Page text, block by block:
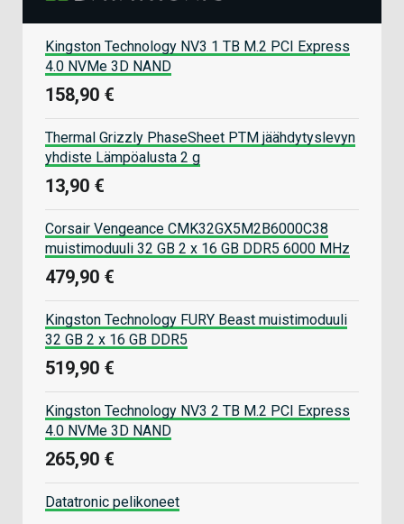
Kingston Technology NV3 1 TB M.2 PCI Express
4.0 NVMe 3D NAND
158,90 €
Thermal Grizzly PhaseSheet PTM jäähdytyslevyn
yhdiste Lämpöalusta 2 g
13,90 €
Corsair Vengeance CMK32GX5M2B6000C38
muistimoduuli 32 GB 2 x 16 GB DDR5 6000 MHz
479,90 €
Kingston Technology FURY Beast muistimoduuli
32 GB 2 x 16 GB DDR5
519,90 €
Kingston Technology NV3 2 TB M.2 PCI Express
4.0 NVMe 3D NAND
265,90 €
Datatronic pelikoneet